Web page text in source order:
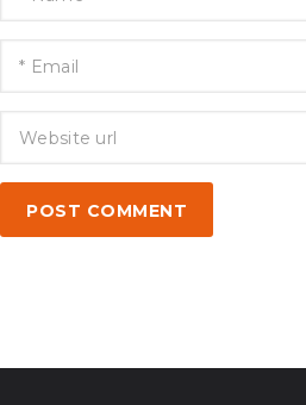
POST COMMENT